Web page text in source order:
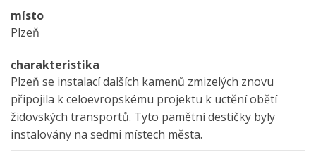
místo
Plzeň
charakteristika
Plzeň se instalací dalších kamenů zmizelých znovu
připojila k celoevropskému projektu k uctění obětí
židovských transportů. Tyto pamětní destičky byly
instalovány na sedmi místech města.